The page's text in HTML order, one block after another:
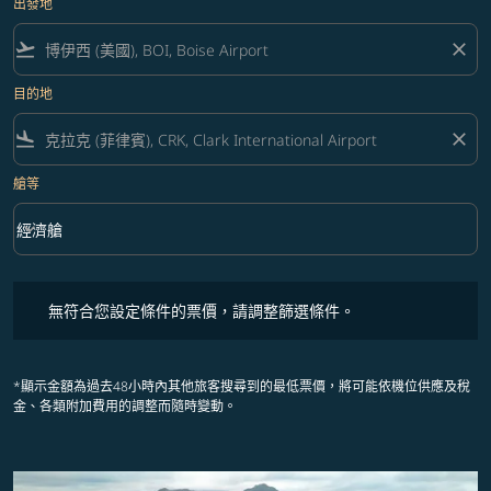
出發地
flight_takeoff close
目的地
flight_land close
艙等
艙等 option 經濟艙 Selected
經濟艙
keyboard_arrow_down
無符合您設定條件的票價，請調整篩選條件。
*顯示金額為過去48小時內其他旅客搜尋到的最低票價，將可能依機位供應及稅
金、各類附加費用的調整而隨時變動。